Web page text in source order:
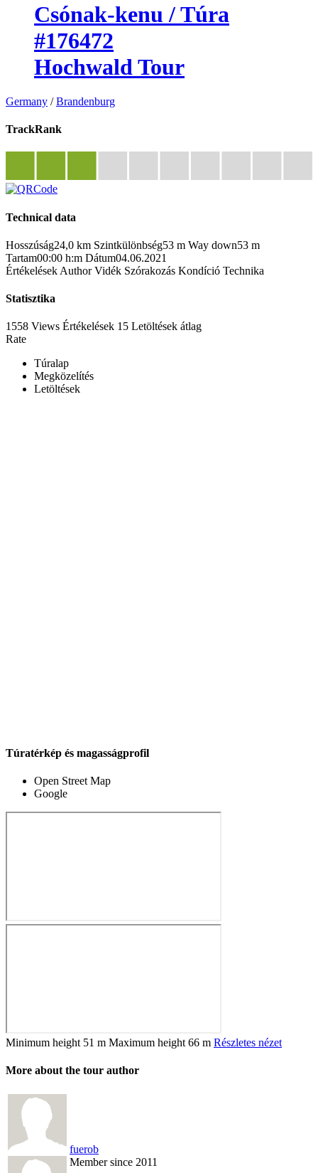
Csónak-kenu / Túra
#176472
Hochwald Tour
Germany /Brandenburg
TrackRank
Technical data
Hosszúság24,0 km Szintkülönbség53 m Way down53 m
Tartam00:00 h:m Dátum04.06.2021
Értékelések Author Vidék Szórakozás Kondíció Technika
Statisztika
1558 Views Értékelések 15 Letöltések átlag
Rate
Túralap
Megközelítés
Letöltések
Túratérkép és magasságprofil
Open Street Map
Google
Minimum height 51 m Maximum height 66 m Részletes nézet
More about the tour author
fuerob
Member since 2011